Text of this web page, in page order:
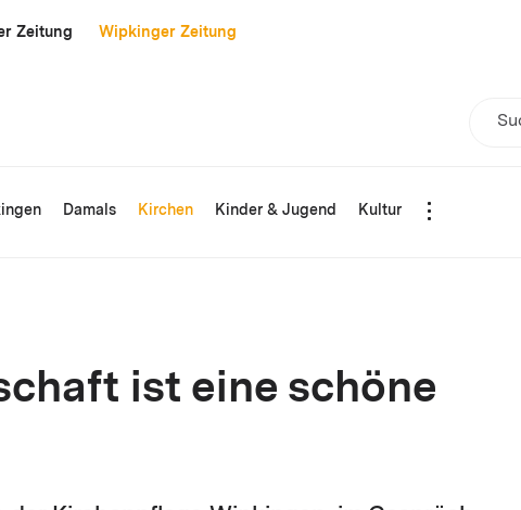
Zeitung Wipkinger Zeitung
Damals Kirchen Kinder & Jugend Kultur
ist eine schöne